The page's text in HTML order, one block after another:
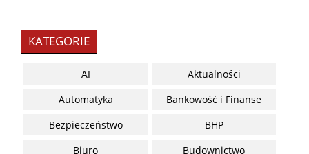
KATEGORIE
AI
Aktualności
Automatyka
Bankowość i Finanse
Bezpieczeństwo
BHP
Biuro
Budownictwo